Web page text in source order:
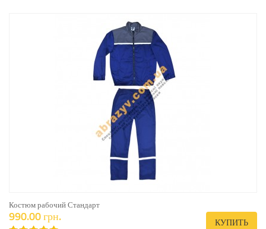
Костюм рабочий Стандарт
990.00 грн. КУПИТЬ